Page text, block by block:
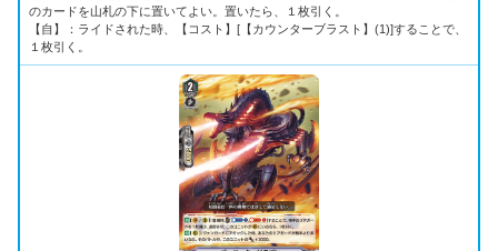
のカードを山札の下に置いてよい。置いたら、１枚引く。
【自】：ライドされた時、【コスト】[【カウンターブラスト】(1)]することで、
１枚引く。